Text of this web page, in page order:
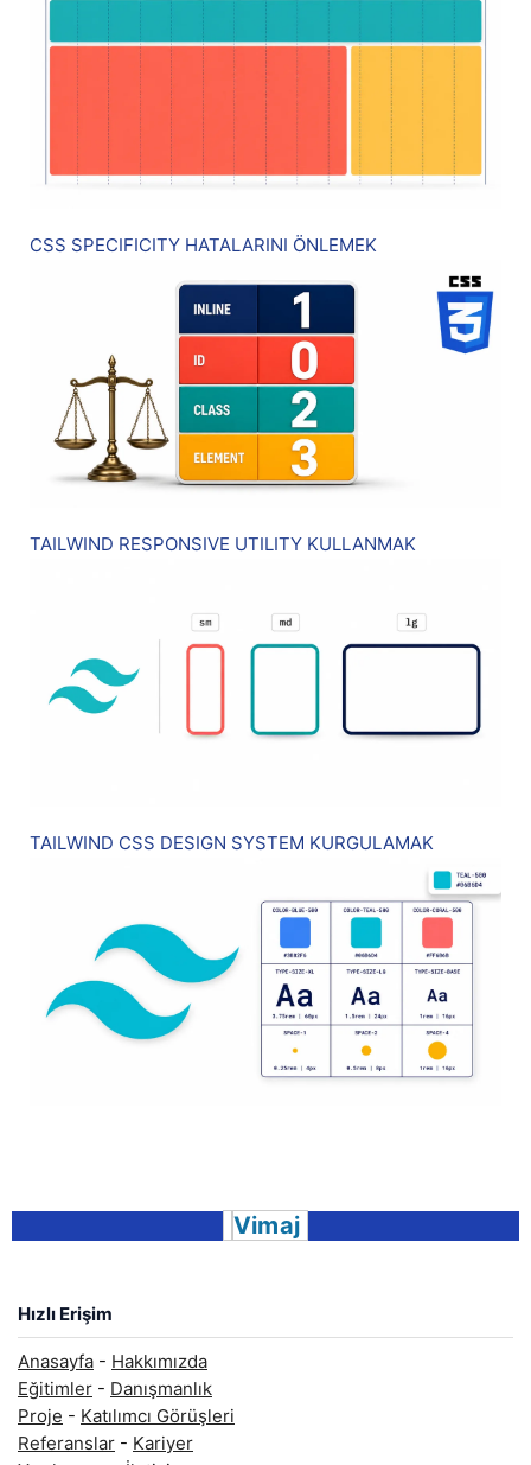
CSS SPECIFICITY HATALARINI ÖNLEMEK
TAILWIND RESPONSIVE UTILITY KULLANMAK
TAILWIND CSS DESIGN SYSTEM KURGULAMAK
Vimaj
Hızlı Erişim
Anasayfa - Hakkımızda
Eğitimler - Danışmanlık
Proje - Katılımcı Görüşleri
Referanslar - Kariyer